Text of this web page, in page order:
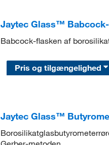
Jaytec Glass™
Babcock-flasken af
Pris og tilgængelighed
Jaytec Glass™